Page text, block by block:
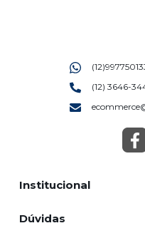
Institucional
Dúvidas
(12) 3646-